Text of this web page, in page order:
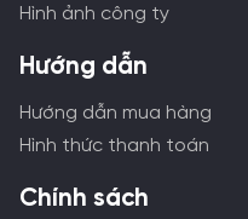
Hình ảnh công ty
Hướng dẫn
Hướng dẫn mua hàng
Hình thức thanh toán
Chính sách